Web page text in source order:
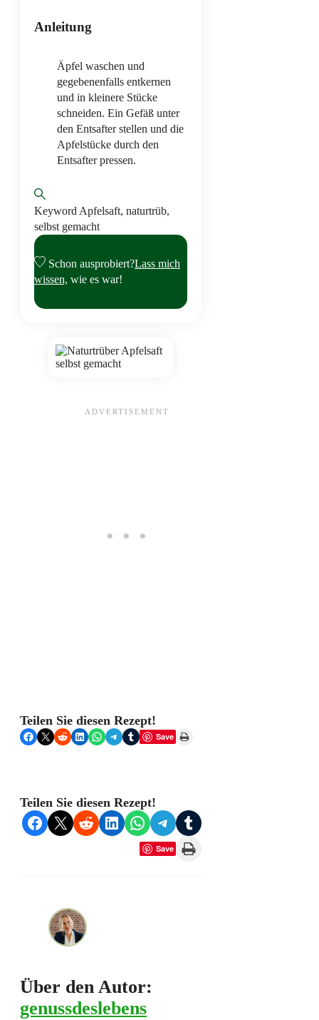
Anleitung
Äpfel waschen und
gegebenenfalls entkernen
und in kleinere Stücke
schneiden. Ein Gefäß unter
den Entsafter stellen und die
Apfelstücke durch den
Entsafter pressen.
Keyword Apfelsaft, naturtrüb,
selbst gemacht
Schon ausprobiert?Lass mich
wissen, wie es war!
Teilen Sie diesen Rezept!
Share on Facebook
Share on X Share on RedditShare on LinkedIn
Share on WhatsApp
Share on Telegram
Share on TumblrSave Print this Page
Teilen Sie diesen Rezept!
Share on Facebook
Share on X Share on RedditShare on LinkedIn
Share on WhatsApp
Share on Telegram
Share on Tumblr
Save Print this Page
Über den Autor:
genussdeslebens